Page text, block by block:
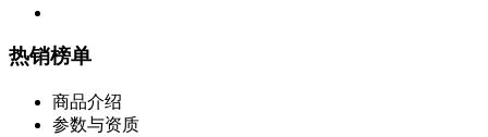
热销榜单
商品介绍
参数与资质